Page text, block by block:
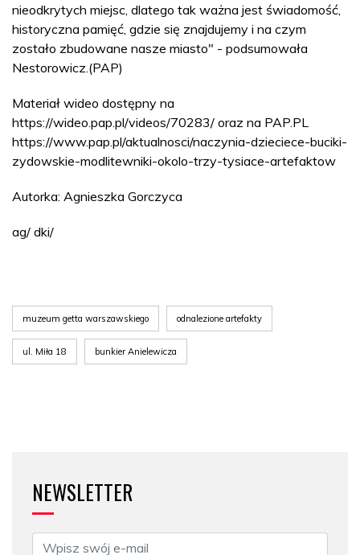
nieodkrytych miejsc, dlatego tak ważna jest świadomość,
historyczna pamięć, gdzie się znajdujemy i na czym
zostało zbudowane nasze miasto" - podsumowała
Nestorowicz.(PAP)
Materiał wideo dostępny na
https://wideo.pap.pl/videos/70283/ oraz na PAP.PL
https://www.pap.pl/aktualnosci/naczynia-dzieciece-buciki-
zydowskie-modlitewniki-okolo-trzy-tysiace-artefaktow
Autorka: Agnieszka Gorczyca
ag/ dki/
muzeum getta warszawskiego odnalezione artefakty
ul. Miła 18 bunkier Anielewicza
NEWSLETTER